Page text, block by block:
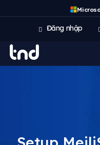
Đăng nhập